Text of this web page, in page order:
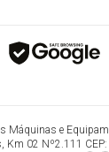
Máquinas e
Km 02 Nº2.111